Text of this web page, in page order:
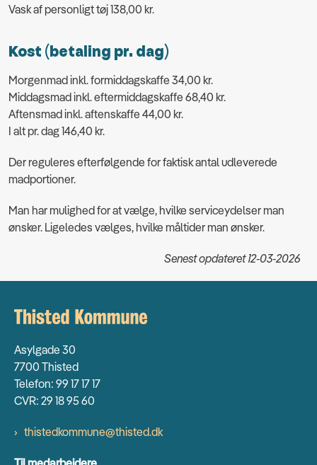
Vask af personligt tøj 138,00 kr.
Kost (betaling pr. dag)
Morgenmad inkl. formiddagskaffe 34,00 kr.
Middagsmad inkl. eftermiddagskaffe 68,40 kr.
Aftensmad inkl. aftenskaffe 44,00 kr.
I alt pr. dag 146,40 kr.
Der reguleres efterfølgende for faktisk antal udleverede
madportioner.
Man har mulighed for at vælge, hvilke serviceydelser man
ønsker. Ligeledes vælges, hvilke måltider man ønsker.
Senest opdateret 12-03-2026
Asylgade 30
7700 Thisted
Telefon: 99 17 17 17
CVR: 29 18 95 60
thistedkommune@thisted.dk